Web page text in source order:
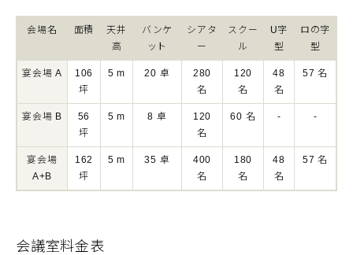
会場名 面積
天井
高
バンケ
ット
シアタ
ー
スクー
ル
U字
型
ロの字
型
宴会場 A
106
坪
5 m 20 卓
280
名
120
名
48
名
57 名
宴会場 B
56
坪
5 m 8 卓
120
名
60 名 - -
宴会場
A+B
162
坪
5 m 35 卓
400
名
180
名
48
名
57 名
会議室料金表